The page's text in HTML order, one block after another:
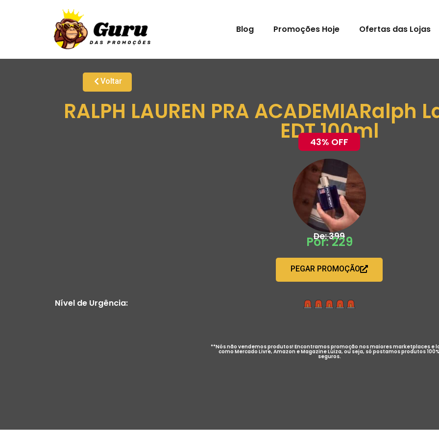
Blog Promoções Hoje Ofertas das Lojas
Voltar
RALPH LAUREN PRA ACADEMIARalph
EDT 100ml
43% OFF
De: 399
Por: 229
PEGAR PROMOÇÃO
Nível de Urgência:
**Nós não vendemos produtos! Encontramos promoção nos maiores marketplaces e
como Mercado Livre, Amazon e Magazine Luiza, ou seja, só postamos produtos 100%
seguros.